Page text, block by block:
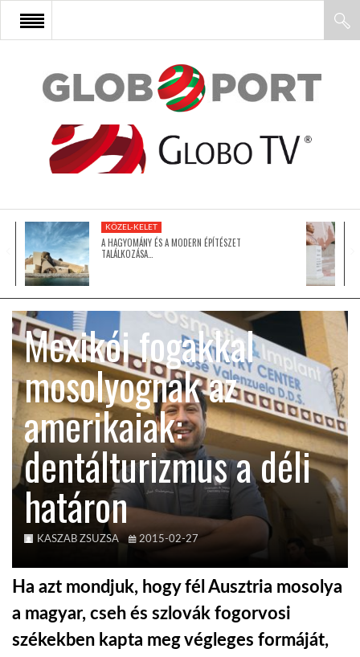
FŐOLDAL
AFRIKA
ÁZSIA
LATIN-AMERIKA
KÖZEL-KELET
AUSZTRÁLIA
A VILÁG ITTHON
KÖZEL-KELET
A HAGYOMÁNY ÉS A MODERN ÉPÍTÉSZET
TALÁLKOZÁSA…
Mexikói fogakkal
mosolyognak az
amerikaiak:
dentálturizmus a déli
határon
KASZAB ZSUZSA 2015-02-27
Ha azt mondjuk, hogy fél Ausztria mosolya
a magyar, cseh és szlovák fogorvosi
székekben kapta meg végleges formáját,